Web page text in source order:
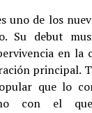
uno de los
Su debut
en la
principal.
que lo
con el